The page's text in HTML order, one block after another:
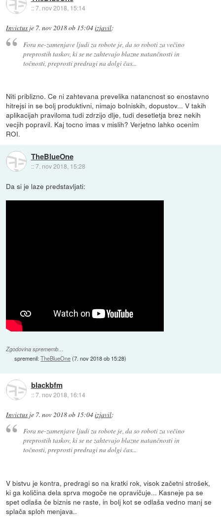
::7. nov 2018, 15:14
Invictus je 7. nov 2018 ob 15:04izjavil:
Fora ne-zamenjave ljudi za robote je, da so roboti za večino
preprostih taskov, ki se ne zahtevajo blazne natančnosti in
točnosti, preprosti predragi na dolgi čas...
Niti priblizno. Ce ni zahtevana prevelika natancnost so enostavno
hitrejsi in se bolj produktivni, nimajo bolniskih, dopustov... V takih
aplikacijah praviloma tudi zdrzijo dlje, tudi desetletja brez nekih
vecjih popravil. Kaj tocno imas v mislih? Verjetno lahko ocenim
ROI.
TheBlueOne
::7. nov 2018, 15:28
Da si je laze predstavljati:
Zgodovina sprememb…
spremenil:TheBlueOne(7. nov 2018 ob 15:28)
blackbfm
::7. nov 2018, 16:14
Invictus je 7. nov 2018 ob 15:04izjavil:
Fora ne-zamenjave ljudi za robote je, da so roboti za večino
preprostih taskov, ki se ne zahtevajo blazne natančnosti in
točnosti, preprosti predragi na dolgi čas...
V bistvu je kontra, predragi so na kratki rok, visok začetni strošek,
ki ga količina dela sprva mogoče ne opravičuje... Kasneje pa se
spet odlaša če biznis ne raste, in bolj kot se odlaša vedno manj se
splača sploh menjava..